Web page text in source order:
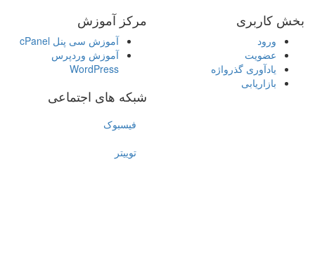
بخش کاربری
ورود
عضویت
یادآوری گذرواژه
بازاریابی
مرکز آموزش
آموزش سی پنل cPanel
آموزش وردپرس
WordPress
شبکه های اجتماعی
فیسبوک
توییتر